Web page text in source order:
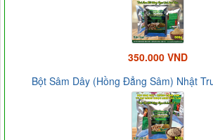
350.000 VND
Bột Sâm Dây (Hồng Đẳng Sâm) Nhật